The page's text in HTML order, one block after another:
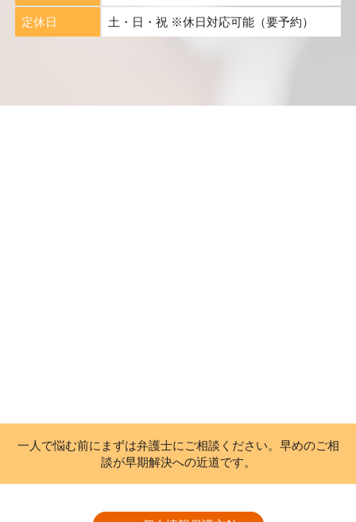
定休日 土・日・祝 ※休日対応可能（要予約）
一人で悩む前にまずは弁護士にご相談ください。早めのご相
談が早期解決への近道です。